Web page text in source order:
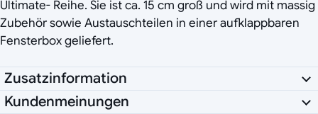
Ultimate- Reihe. Sie ist ca. 15 cm groß und wird mit massig
Zubehör sowie Austauschteilen in einer aufklappbaren
Fensterbox geliefert.
Zusatzinformation
Kundenmeinungen